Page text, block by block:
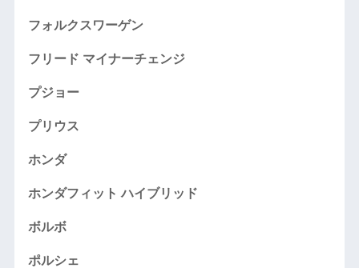
フォルクスワーゲン
フリード マイナーチェンジ
プジョー
プリウス
ホンダ
ホンダフィット ハイブリッド
ボルボ
ポルシェ